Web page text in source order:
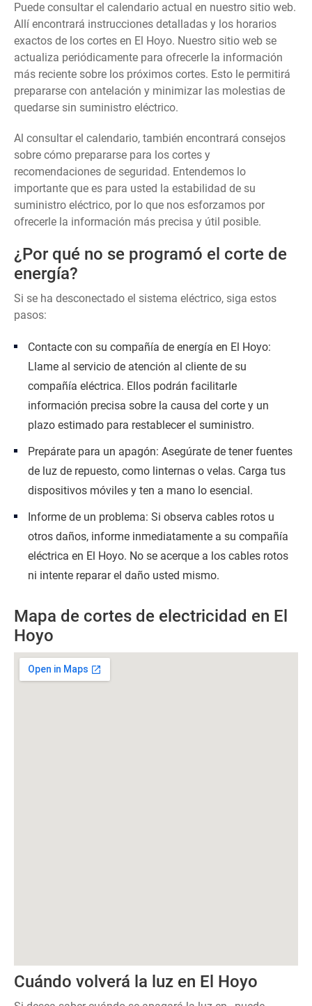
Puede consultar el calendario actual en nuestro sitio web.
Allí encontrará instrucciones detalladas y los horarios
exactos de los cortes en El Hoyo. Nuestro sitio web se
actualiza periódicamente para ofrecerle la información
más reciente sobre los próximos cortes. Esto le permitirá
prepararse con antelación y minimizar las molestias de
quedarse sin suministro eléctrico.
Al consultar el calendario, también encontrará consejos
sobre cómo prepararse para los cortes y
recomendaciones de seguridad. Entendemos lo
importante que es para usted la estabilidad de su
suministro eléctrico, por lo que nos esforzamos por
ofrecerle la información más precisa y útil posible.
¿Por qué no se programó el corte de
energía?
Si se ha desconectado el sistema eléctrico, siga estos
pasos:
Contacte con su compañía de energía en El Hoyo:
Llame al servicio de atención al cliente de su
compañía eléctrica. Ellos podrán facilitarle
información precisa sobre la causa del corte y un
plazo estimado para restablecer el suministro.
Prepárate para un apagón: Asegúrate de tener fuentes
de luz de repuesto, como linternas o velas. Carga tus
dispositivos móviles y ten a mano lo esencial.
Informe de un problema: Si observa cables rotos u
otros daños, informe inmediatamente a su compañía
eléctrica en El Hoyo. No se acerque a los cables rotos
ni intente reparar el daño usted mismo.
Mapa de cortes de electricidad en El
Hoyo
Cuándo volverá la luz en El Hoyo